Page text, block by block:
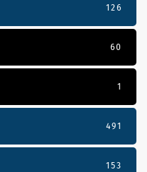
126
60
1
491
153